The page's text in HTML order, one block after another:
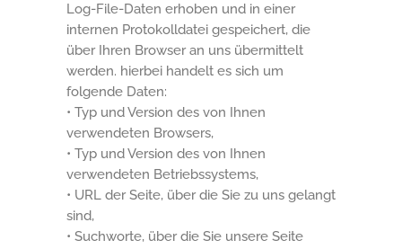
Log-File-Daten erhoben und in einer
internen Protokolldatei gespeichert, die
über Ihren Browser an uns übermittelt
werden. hierbei handelt es sich um
folgende Daten:
• Typ und Version des von Ihnen
verwendeten Browsers,
• Typ und Version des von Ihnen
verwendeten Betriebssystems,
• URL der Seite, über die Sie zu uns gelangt
sind,
• Suchworte, über die Sie unsere Seite